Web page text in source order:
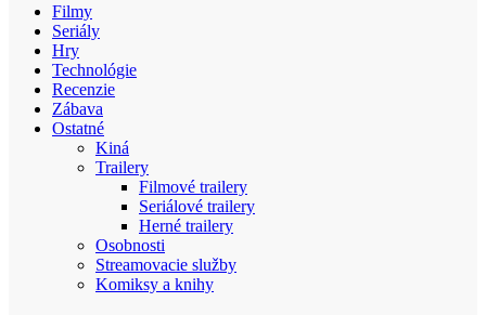
Filmy
Seriály
Hry
Technológie
Recenzie
Zábava
Ostatné
Kiná
Trailery
Filmové trailery
Seriálové trailery
Herné trailery
Osobnosti
Streamovacie služby
Komiksy a knihy